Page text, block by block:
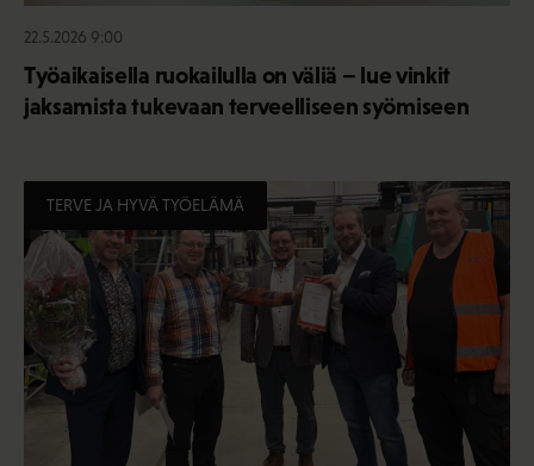
22.5.2026 9:00
Työaikaisella ruokailulla on väliä – lue vinkit
jaksamista tukevaan terveelliseen syömiseen
TERVE JA HYVÄ TYÖELÄMÄ